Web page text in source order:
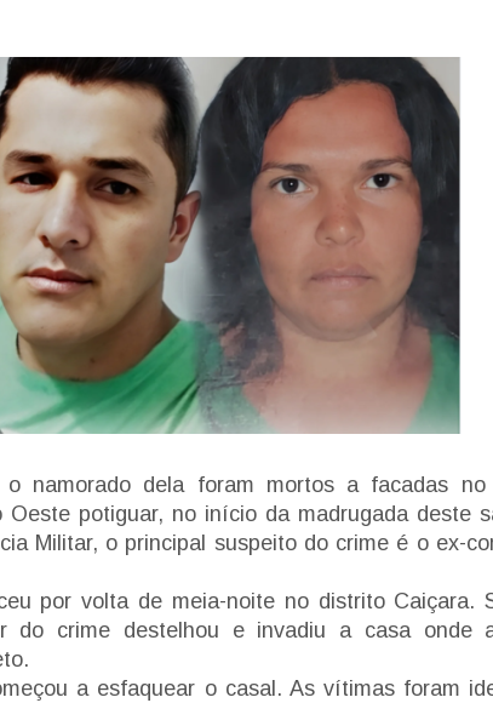
namorado dela foram mortos a facadas no
Oeste potiguar, no início da madrugada deste
Militar, o principal suspeito do crime é o ex-
por volta de meia-noite no distrito Caiçara.
do crime destelhou e invadiu a casa onde
a esfaquear o casal. As vítimas foram